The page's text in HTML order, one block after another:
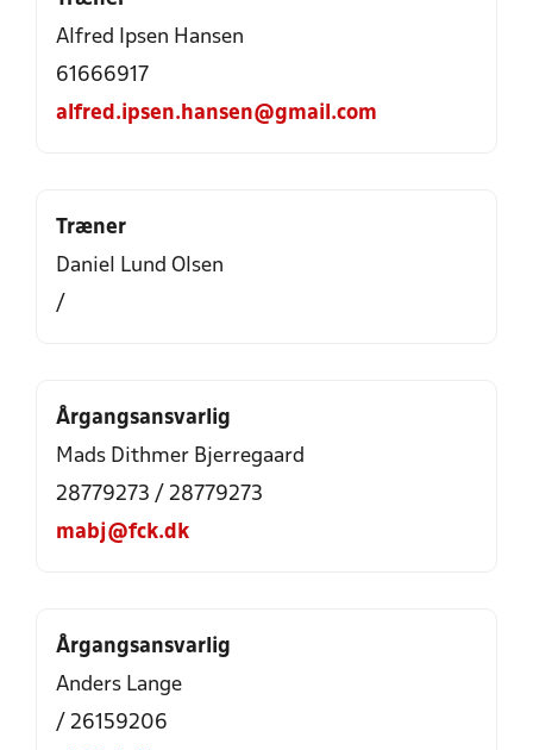
Alfred Ipsen Hansen
61666917
alfred.ipsen.hansen@gmail.com
Træner
Daniel Lund Olsen
/
Årgangsansvarlig
Mads Dithmer Bjerregaard
28779273 / 28779273
mabj@fck.dk
Årgangsansvarlig
Anders Lange
/ 26159206